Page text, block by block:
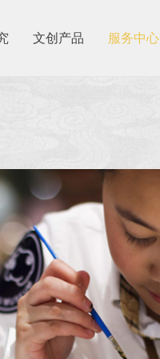
文创产品 服务中心